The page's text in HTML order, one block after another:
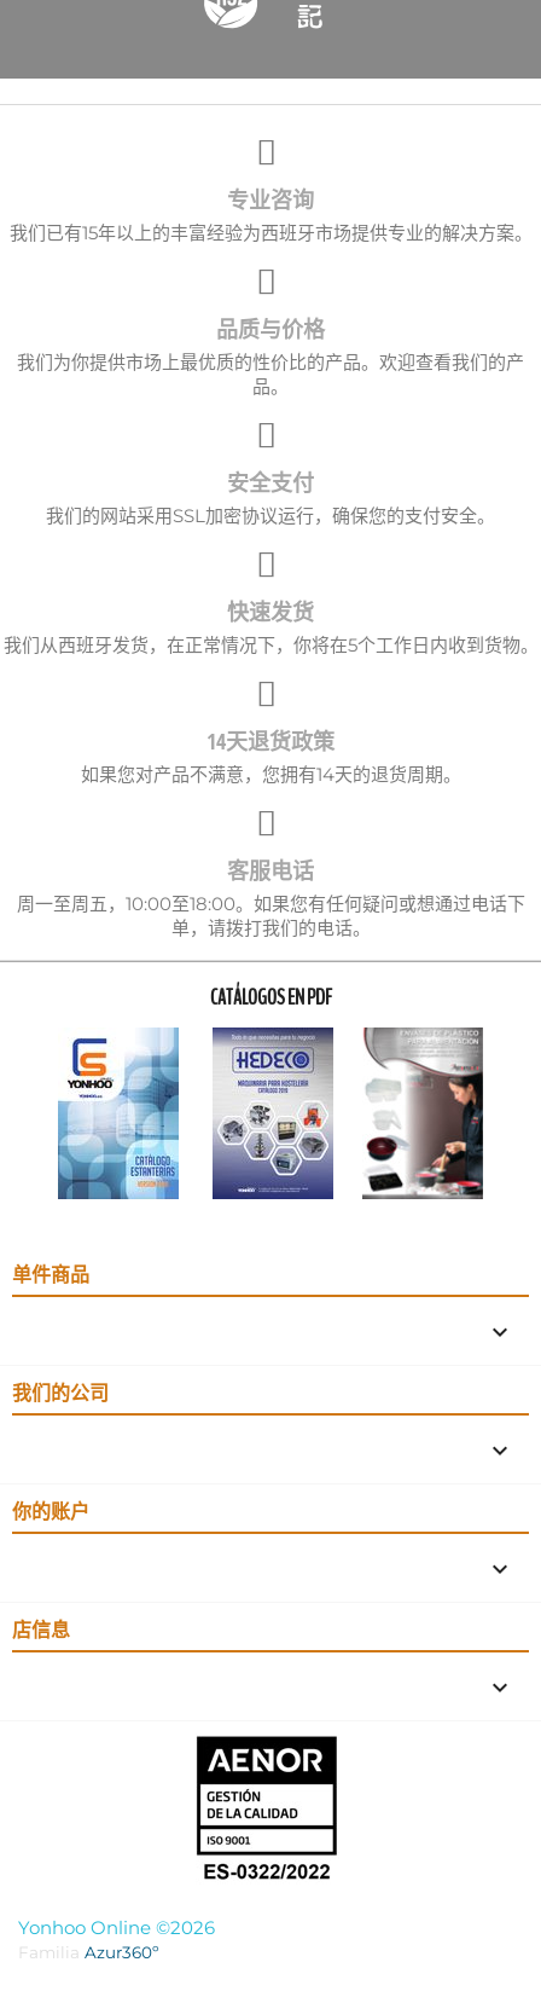
专业咨询
我们已有15年以上的丰富经验为西班牙市场提供专业的解决方案。
品质与价格
我们为你提供市场上最优质的性价比的产品。欢迎查看我们的产
品。
安全支付
我们的网站采用SSL加密协议运行，确保您的支付安全。
快速发货
我们从西班牙发货，在正常情况下，你将在5个工作日内收到货物。
14天退货政策
如果您对产品不满意，您拥有14天的退货周期。
客服电话
周一至周五，10:00至18:00。如果您有任何疑问或想通过电话下
单，请拨打我们的电话。
CATÁLOGOS EN PDF
单件商品

我们的公司

你的账户

店信息
keyboard_arrow_down
Yonhoo Online ©2026
Familia Azur360º